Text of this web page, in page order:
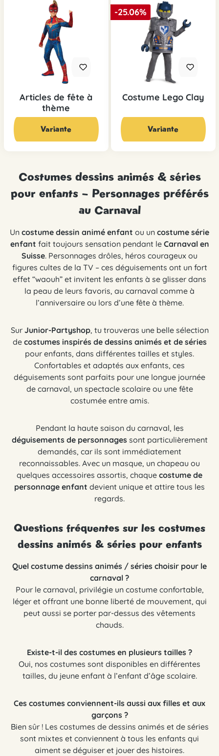
Articles de fête à
thème
39,95 CHF*
Variante
-25.06%
Costume Lego Clay
29,90 CHF* 39,90 CHF*
Variante
Costumes dessins animés & séries
pour enfants – Personnages préférés
au Carnaval
Un costume dessin animé enfant ou un costume série
enfant fait toujours sensation pendant le Carnaval en
Suisse. Personnages drôles, héros courageux ou
figures cultes de la TV – ces déguisements ont un fort
effet “waouh” et invitent les enfants à se glisser dans
la peau de leurs favoris, au carnaval comme à
l’anniversaire ou lors d’une fête à thème.
Sur Junior-Partyshop, tu trouveras une belle sélection
de costumes inspirés de dessins animés et de séries
pour enfants, dans différentes tailles et styles.
Confortables et adaptés aux enfants, ces
déguisements sont parfaits pour une longue journée
de carnaval, un spectacle scolaire ou une fête
costumée entre amis.
Pendant la haute saison du carnaval, les
déguisements de personnagessont particulièrement
demandés, car ils sont immédiatement
reconnaissables. Avec un masque, un chapeau ou
quelques accessoires assortis, chaque costume de
personnage enfant devient unique et attire tous les
regards.
Questions fréquentes sur les costumes
dessins animés & séries pour enfants
Quel costume dessins animés / séries choisir pour le
carnaval ?
Pour le carnaval, privilégie un costume confortable,
léger et offrant une bonne liberté de mouvement, qui
peut aussi se porter par-dessus des vêtements
chauds.
Existe-t-il des costumes en plusieurs tailles ?
Oui, nos costumes sont disponibles en différentes
tailles, du jeune enfant à l’enfant d’âge scolaire.
Ces costumes conviennent-ils aussi aux filles et aux
garçons ?
Bien sûr ! Les costumes de dessins animés et de séries
sont mixtes et conviennent à tous les enfants qui
aiment se déguiser et jouer des histoires.